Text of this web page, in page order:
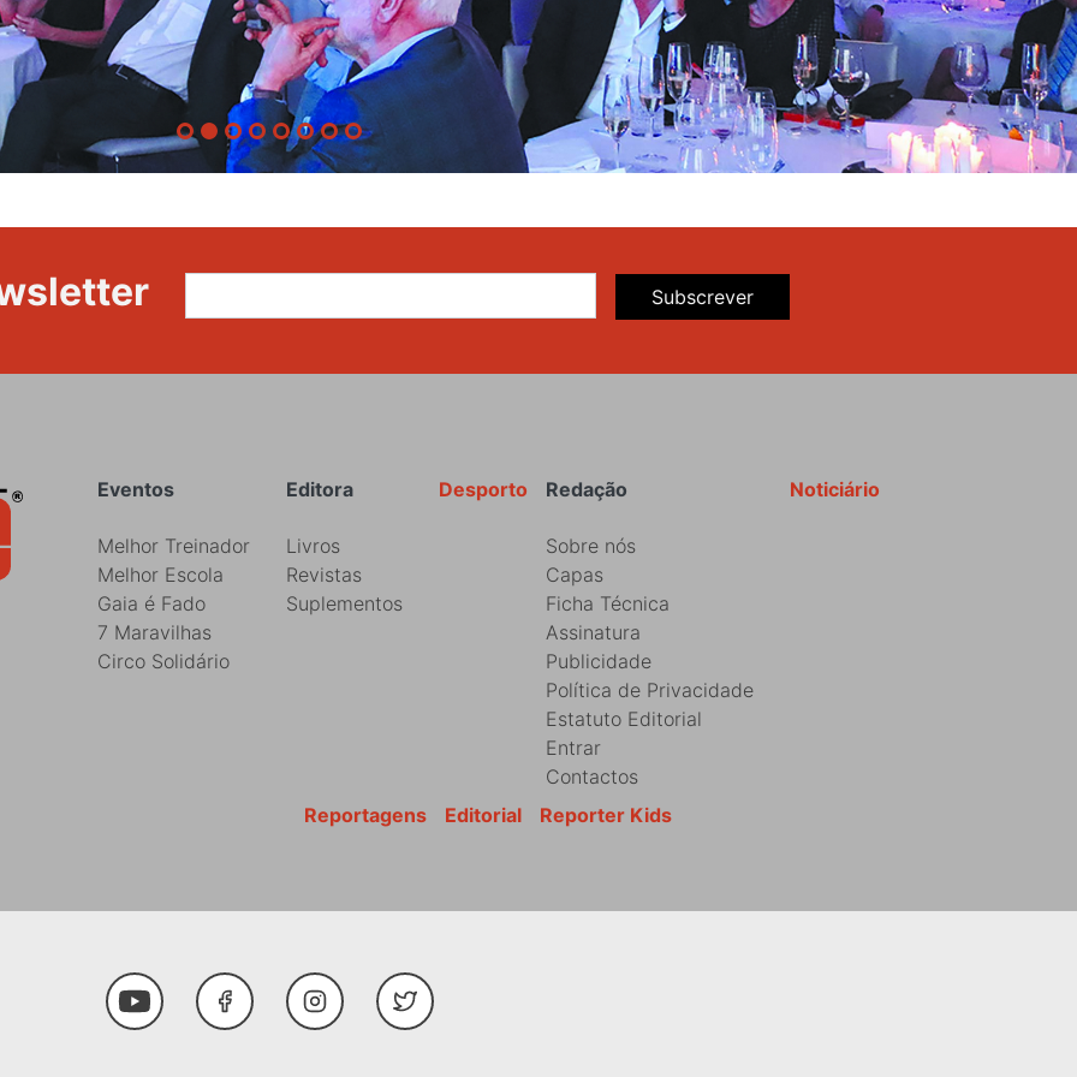
Subscrever
Rodapé Noticiário
Redação
Sobre nós
Capas
Ficha Técnica
Assinatura
Publicidade
Política de Privacidade
Estatuto Editorial
Entrar
Contactos
Desporto
Editora
Livros
Revistas
Suplementos
Eventos
Melhor Treinador
Melhor Escola
Gaia é Fado
7 Maravilhas
Circo Solidário
Reporter Kids
Editorial
Reportagens
Youtube FacebookInstagramTwitter